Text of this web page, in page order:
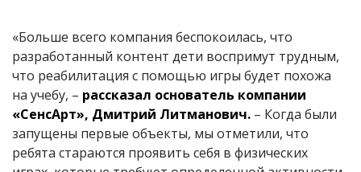
«Больше всего компания беспокоилась, что
разработанный контент дети воспримут трудным,
что реабилитация с помощью игры будет похожа
на учебу, – рассказал основатель компании
«СенсАрт», Дмитрий Литманович. – Когда были
запущены первые объекты, мы отметили, что
ребята стараются проявить себя в физических